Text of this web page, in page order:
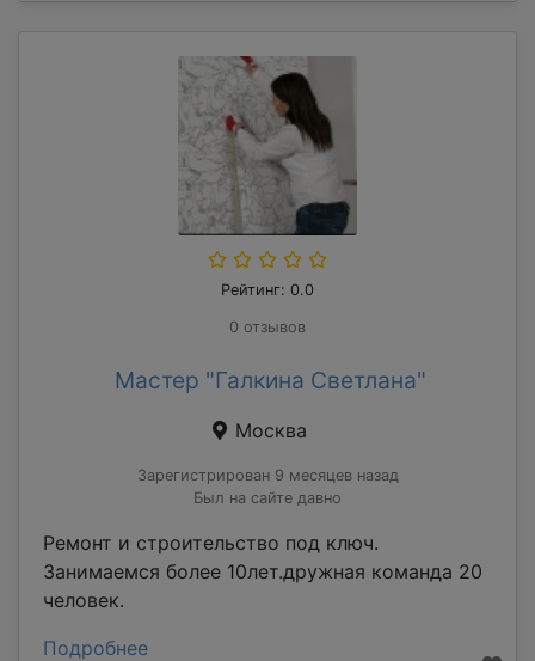
Рейтинг: 0.0
0 отзывов
Мастер "Галкина Светлана"
Москва
Зарегистрирован 9 месяцев назад
Был на сайте давно
Ремонт и строительство под ключ.
Занимаемся более 10лет.дружная команда 20
человек.
Подробнее